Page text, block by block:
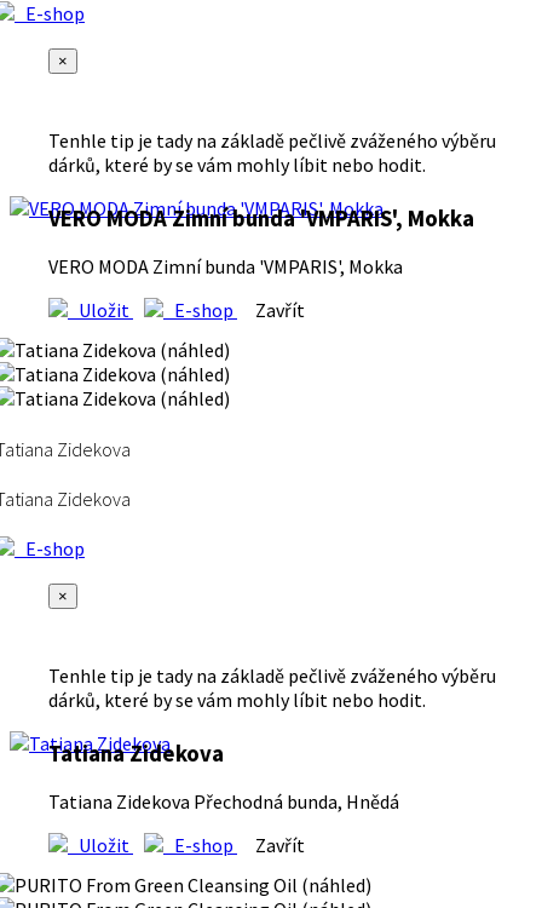
E-shop
×
Tenhle tip je tady na základě pečlivě zváženého výběru
dárků, které by se vám mohly líbit nebo hodit.
VERO MODA Zimní bunda 'VMPARIS', Mokka
VERO MODA Zimní bunda 'VMPARIS', Mokka
Uložit
E-shop Zavřít
Zidekova
Zidekova
E-shop
×
Tenhle tip je tady na základě pečlivě zváženého výběru
dárků, které by se vám mohly líbit nebo hodit.
Tatiana Zidekova
Tatiana Zidekova Přechodná bunda, Hnědá
Uložit
E-shop Zavřít